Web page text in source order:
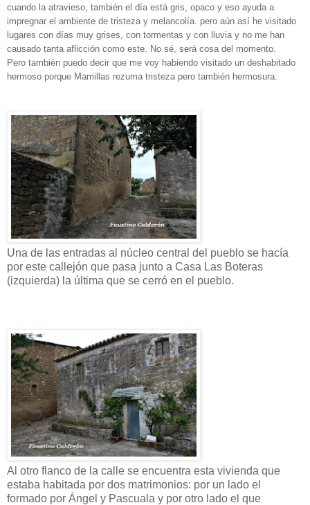
cuando la atravieso, también el día está gris, opaco y eso ayuda a
impregnar el ambiente de tristeza y melancolía. pero aún así he visitado
lugares con días muy grises, con tormentas y con lluvia y no me han
causado tanta aflicción como este. No sé, será cosa del momento.
Pero también puedo decir que me voy habiendo visitado un deshabitado
hermoso porque Mamillas rezuma tristeza pero también hermosura.
Una de las entradas al núcleo central del pueblo se hacía
por este callejón que pasa junto a Casa Las Boteras
(izquierda) la última que se cerró en el pueblo.
Al otro flanco de la calle se encuentra esta vivienda que
estaba habitada por dos matrimonios: por un lado el
formado por Ángel y Pascuala y por otro lado el que